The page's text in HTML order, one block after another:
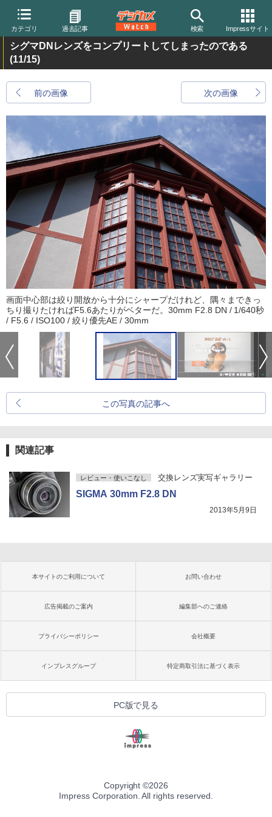
カテゴリ 過去記事 検索 Impressサイト
シグマDNレンズをコンプリートしてしまったのである
(11/15)
前の画像 次の画像
画面中心部は絞り開放から十分にシャープだけれど、隅々まできっ
ちり撮りたければF5.6あたりがベターだ。30mm F2.8 DN / 1/640秒
/ F5.6 / ISO100 / 絞り優先AE / 30mm
この写真の記事へ
関連記事
レビュー・使いこなし 交換レンズ実写ギャラリー
SIGMA 30mm F2.8 DN
2013年5月9日
本サイトのご利用について お問い合わせ
広告掲載のご案内 編集部へのご連絡
プライバシーポリシー 会社概要
インプレスグループ 特定商取引法に基づく表示
PC版で見る
Copyright ©2026
Impress Corporation. All rights reserved.